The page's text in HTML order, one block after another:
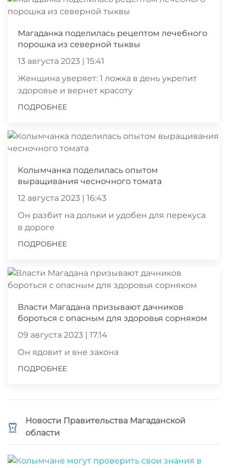
Магаданка поделилась рецептом лечебного
порошка из северной тыквы
13 августа 2023 | 15:41
Женщина уверяет: 1 ложка в день укрепит
здоровье и вернет красоту
ПОДРОБНЕЕ
Колымчанка поделилась опытом
выращивания чесночного томата
12 августа 2023 | 16:43
Он разбит на дольки и удобен для перекуса
в дороге
ПОДРОБНЕЕ
Власти Магадана призывают дачников
бороться с опасным для здоровья сорняком
09 августа 2023 | 17:14
Он ядовит и вне закона
ПОДРОБНЕЕ
Новости Правительства Магаданской
области